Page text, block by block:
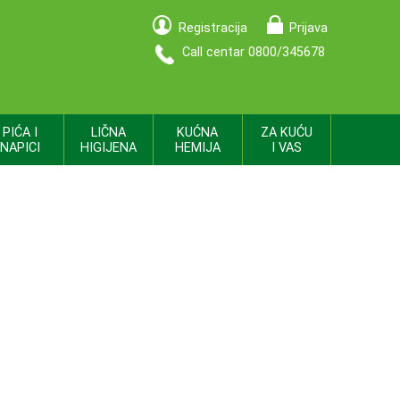
Registracija
Prijava
Call centar 0800/345678
PIĆA I
NAPICI
LIČNA
HIGIJENA
KUĆNA
HEMIJA
ZA KUĆU
I VAS